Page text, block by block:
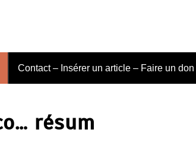
Contact – Insérer un article – Faire un don
résum